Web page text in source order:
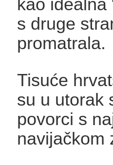
kao
s druge
promatrala.
Tisuće
su u utorak
povorci s
navijačkom